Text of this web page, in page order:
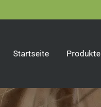
Startseite Produkte